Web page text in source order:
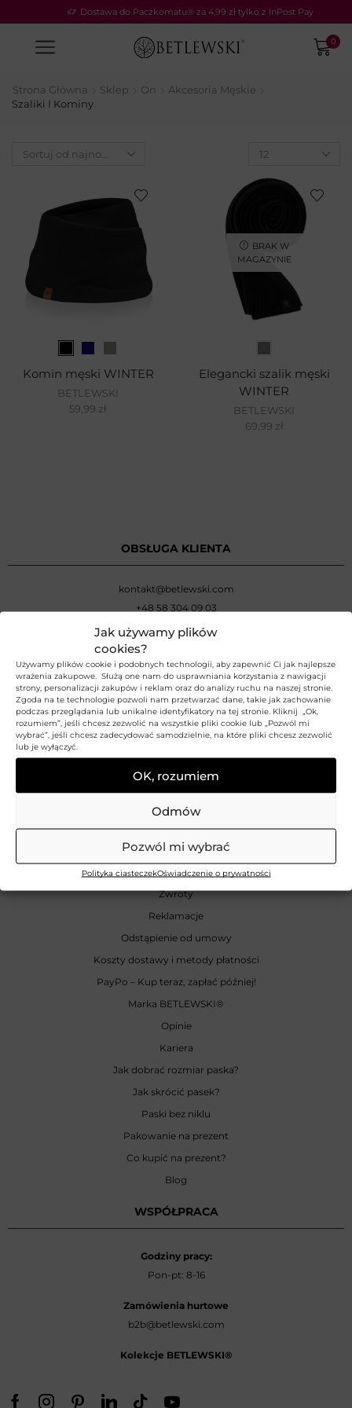
Jak używamy plików
cookies?
Używamy plików cookie i podobnych technologii, aby zapewnić Ci jak najlepsze
wrażenia zakupowe. Służą one nam do usprawniania korzystania z nawigacji
strony, personalizacji zakupów i reklam oraz do analizy ruchu na naszej stronie.
Zgoda na te technologie pozwoli nam przetwarzać dane, takie jak zachowanie
podczas przeglądania lub unikalne identyfikatory na tej stronie. Kliknij „Ok,
rozumiem”, jeśli chcesz zezwolić na wszystkie pliki cookie lub „Pozwól mi
wybrać”, jeśli chcesz zadecydować samodzielnie, na które pliki chcesz zezwolić
lub je wyłączyć.
OK, rozumiem
Odmów
Pozwól mi wybrać
Polityka ciasteczekOświadczenie o prywatności
Dostawa do Paczkomatu® za 4,99 zł tylko z InPost Pay
0
Strona Główna Sklep On
Akcesoria Męskie
Szaliki I Kominy
Komin męski WINTER
BETLEWSKI
59,99 zł
BRAK W
MAGAZYNIE
Elegancki szalik męski
WINTER
BETLEWSKI
69,99 zł
OBSŁUGA KLIENTA
kontakt@betlewski.com
+48 58 304 09 03
Poniedziałek – piątek: 8:00
Zamówienia telefoniczne:
+48 58 304 09 03
REGULAMIN
Regulamin sklepu
Polityka prywatności
Polityka Plików Cookies
INFORMACJE
Zwroty
Reklamacje
Odstąpienie od umowy
Koszty dostawy i metody płatności
PayPo – Kup teraz, zapłać później!
Marka BETLEWSKI®
Opinie
Kariera
Jak dobrać rozmiar paska?
Jak skrócić pasek?
Paski bez niklu
Pakowanie na prezent
Co kupić na prezent?
Blog
WSPÓŁPRACA
Godziny pracy:
Pon-pt: 8-16
Zamówienia hurtowe
b2b@betlewski.com
Kolekcje BETLEWSKI®